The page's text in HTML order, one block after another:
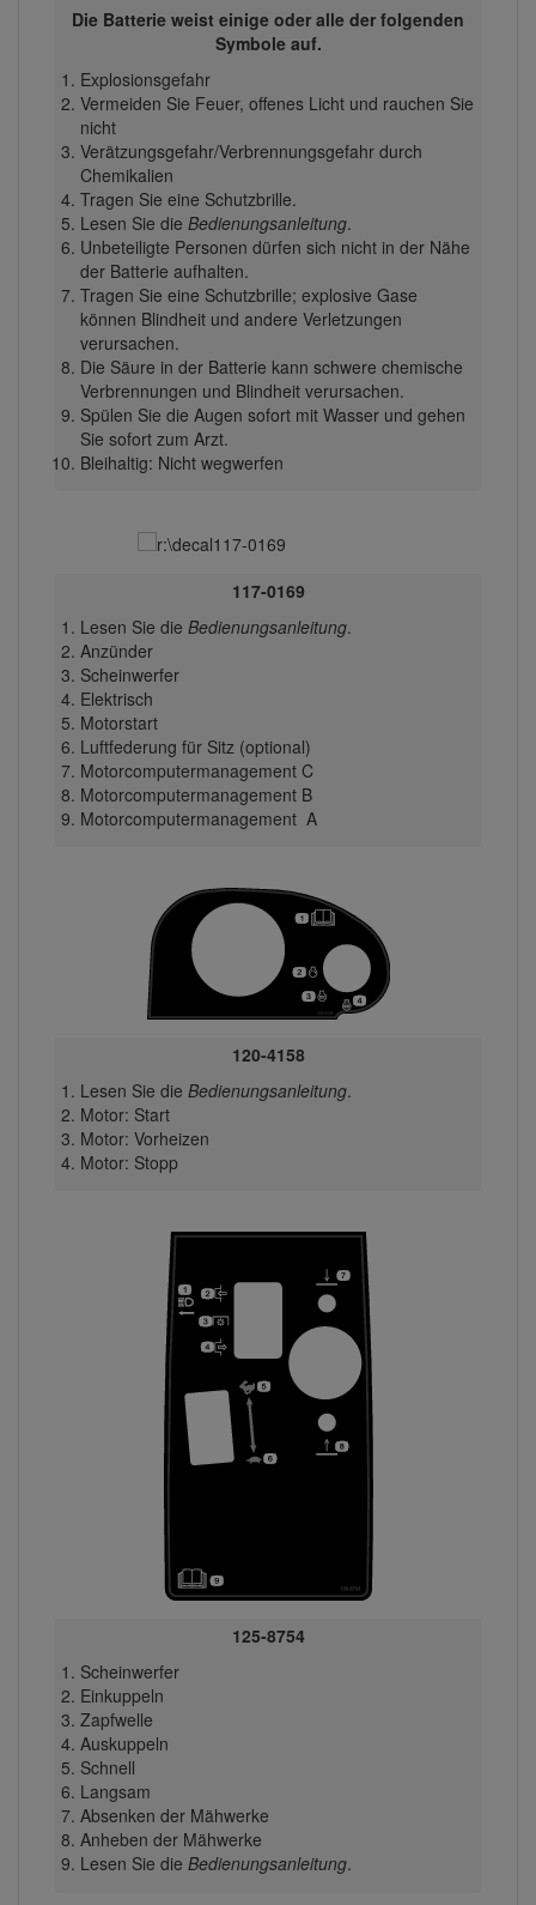
Die Batterie weist einige oder alle der folgenden
Symbole auf.
Explosionsgefahr
Vermeiden Sie Feuer, offenes Licht und rauchen Sie
nicht
Verätzungsgefahr/Verbrennungsgefahr durch
Chemikalien
Tragen Sie eine Schutzbrille.
Lesen Sie die Bedienungsanleitung.
Unbeteiligte Personen dürfen sich nicht in der Nähe
der Batterie aufhalten.
Tragen Sie eine Schutzbrille; explosive Gase
können Blindheit und andere Verletzungen
verursachen.
Die Säure in der Batterie kann schwere chemische
Verbrennungen und Blindheit verursachen.
Spülen Sie die Augen sofort mit Wasser und gehen
Sie sofort zum Arzt.
Bleihaltig: Nicht wegwerfen
117-0169
Lesen Sie die Bedienungsanleitung.
Anzünder
Scheinwerfer
Elektrisch
Motorstart
Luftfederung für Sitz (optional)
Motorcomputermanagement C
Motorcomputermanagement B
Motorcomputermanagement A
120-4158
Lesen Sie die Bedienungsanleitung.
Motor: Start
Motor: Vorheizen
Motor: Stopp
125-8754
Scheinwerfer
Einkuppeln
Zapfwelle
Auskuppeln
Schnell
Langsam
Absenken der Mähwerke
Anheben der Mähwerke
Lesen Sie die Bedienungsanleitung.